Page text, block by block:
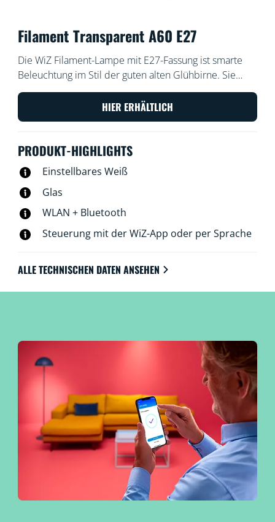
Filament Transparent A60 E27
Die WiZ Filament-Lampe mit E27-Fassung ist smarte
Beleuchtung im Stil der guten alten Glühbirne. Sie
erzeugt ein warm- oder kaltweißes Licht, das mit der
WiZ App oder per Sprachsteuerung gedimmt werden
kann. Außerdem gibt es in der WLAN-Einrichtung
HIER ERHÄLTLICH
PRODUKT-HIGHLIGHTS
Einstellbares Weiß
Glas
WLAN + Bluetooth
Steuerung mit der WiZ-App oder per Sprache
ALLE TECHNISCHEN DATEN ANSEHEN